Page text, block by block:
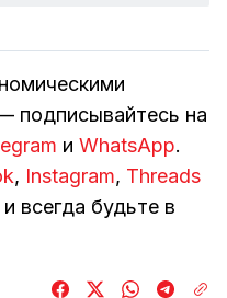
подписывайтесь на
и WhatsApp.
, Instagram, Threads
всегда будьте в